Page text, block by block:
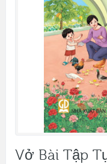
Vở Bài Tập